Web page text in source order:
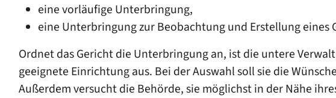
eine vorläufige Unterbringung,
eine Unterbringung zur Beobachtung und Erstellung eines
Ordnet das Gericht die Unterbringung an, ist die untere
geeignete Einrichtung aus. Bei der Auswahl soll sie die
Außerdem versucht die Behörde, sie möglichst in der Nähe